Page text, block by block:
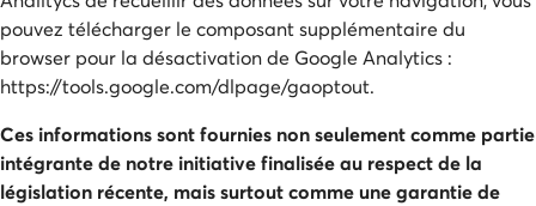
pouvez télécharger le composant supplémentaire du
browser pour la désactivation de Google Analytics :
https://tools.google.com/dlpage/gaoptout.
Ces informations sont fournies non seulement comme partie
intégrante de notre initiative finalisée au respect de la
législation récente, mais surtout comme une garantie de